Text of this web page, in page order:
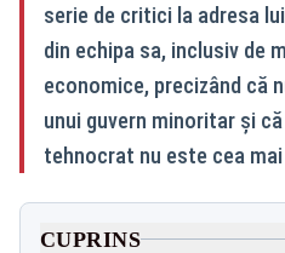
serie de critici la adresa
din echipa sa, inclusiv de
economice, precizând că
unui guvern minoritar și
tehnocrat nu este cea
CUPRINS